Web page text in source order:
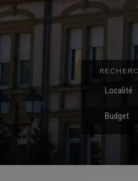
Localité
Budget